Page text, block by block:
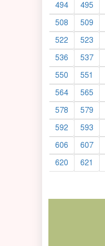
494 495
508
509
522
523
536
537
550
551
564
565
578
579
592
593
606
607
620
621